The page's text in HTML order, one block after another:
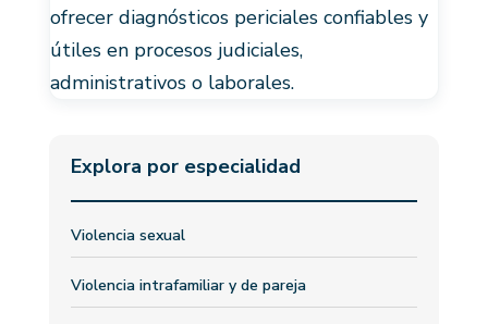
ofrecer diagnósticos periciales confiables y
útiles en procesos judiciales,
administrativos o laborales.
Explora por especialidad
Violencia sexual
Violencia intrafamiliar y de pareja